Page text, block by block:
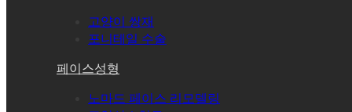
고양이 쌍재
포니테일 수술
페이스성형
노마드 페이스 리모델링